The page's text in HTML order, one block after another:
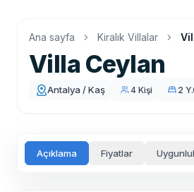
Ana sayfa Kiralık Villalar
Villa Ceylan
Antalya / Kaş 4 Kişi 2
Açıklama Fiyatlar